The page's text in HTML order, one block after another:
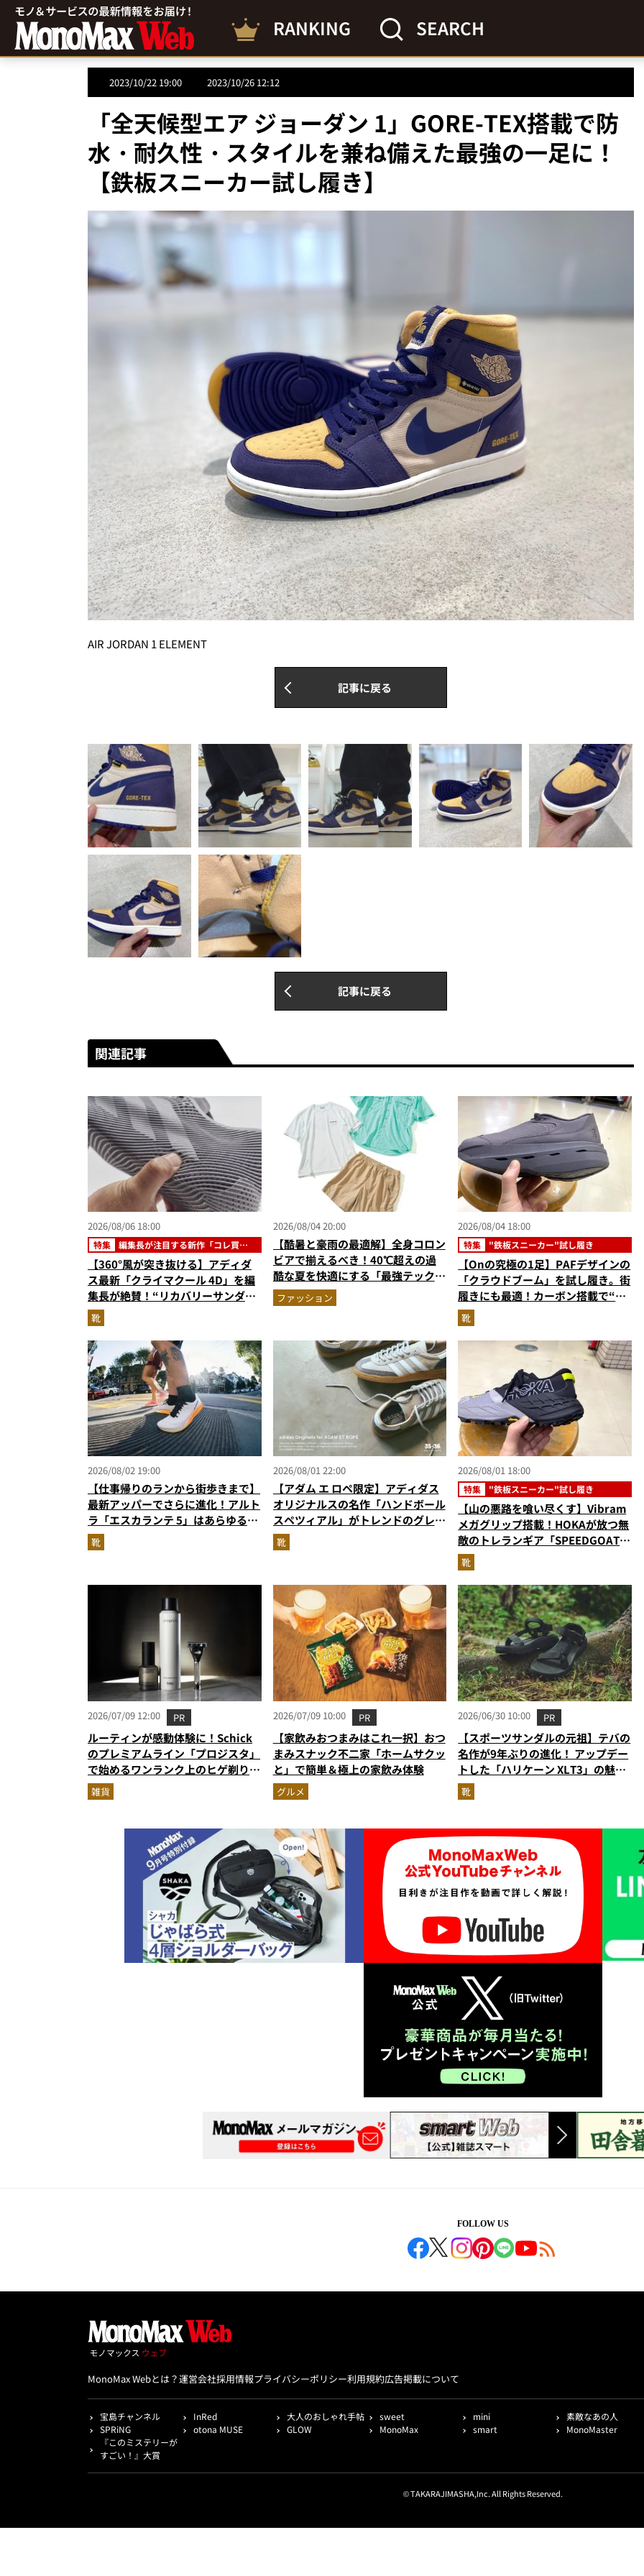
RANKING SEARCH
2023/10/22 19:00 2023/10/26 12:12
「全天候型エア ジョーダン 1」GORE-TEX搭載で防
水・耐久性・スタイルを兼ね備えた最強の一足に！
【鉄板スニーカー試し履き】
AIR JORDAN 1 ELEMENT
記事に戻る
記事に戻る
関連記事
2026/08/06 18:00
特集
編集長が注目する新作「コレ買い
です」
【360°風が突き抜ける】アディダ
ス最新「クライマクール 4D」を編
集長が絶賛！“リカバリーサンダル
級に快適”な3Dプリントスニーカー
『コレ買いです』Vol.173
靴
2026/08/04 20:00
【酷暑と豪雨の最適解】全身コロン
ビアで揃えるべき！40℃超えの過
酷な夏を快適にする「最強テックウ
エア」セットアップ
ファッション
2026/08/04 18:00
特集 "鉄板スニーカー"試し履き
【Onの究極の1足】PAFデザインの
「クラウドブーム」を試し履き。街
履きにも最適！カーボン搭載で“走
れるハイテク靴”の最高峰
靴
2026/08/02 19:00
【仕事帰りのランから街歩きまで】
最新アッパーでさらに進化！アルト
ラ「エスカランテ 5」はあらゆるシ
ーンに寄り添う大人の相棒だ
靴
2026/08/01 22:00
【アダム エ ロペ限定】アディダス
オリジナルスの名作「ハンドボール
スペツィアル」がトレンドのグレー
に！
靴
2026/08/01 18:00
特集 "鉄板スニーカー"試し履き
【山の悪路を喰い尽くす】Vibram
メガグリップ搭載！HOKAが放つ無
敵のトレランギア「SPEEDGOAT
7」をエディターが試し履き
靴
2026/07/09 12:00 PR
ルーティンが感動体験に！Schick
のプレミアムライン「プロジスタ」
で始めるワンランク上のヒゲ剃り習
慣
雑貨
2026/07/09 10:00 PR
【家飲みおつまみはこれ一択】おつ
まみスナック不二家「ホームサクッ
と」で簡単＆極上の家飲み体験
グルメ
2026/06/30 10:00 PR
【スポーツサンダルの元祖】テバの
名作が9年ぶりの進化！ アップデー
トした「ハリケーン XLT3」の魅力
を識者があらゆる角度から徹底解
説！
靴
FOLLOW US
MonoMax Webとは？運営会社採用情報プライバシーポリシー利用規約広告掲載について
宝島チャンネル InRed 大人のおしゃれ手帖 sweet mini
素敵なあの人
SPRiNG
otona MUSE GLOW MonoMax smart
MonoMaster
『このミステリーが
すごい！』大賞
© TAKARAJIMASHA,Inc. All Rights Reserved.